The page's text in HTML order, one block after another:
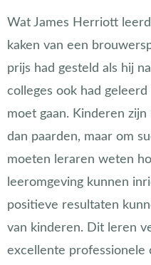
Wat James Herriott
kaken van een
prijs had gesteld als hij
colleges ook had
moet gaan. Kinderen
dan paarden, maar om
moeten leraren weten
leeromgeving kunnen
positieve resultaten
van kinderen. Dit leren
excellente professionele